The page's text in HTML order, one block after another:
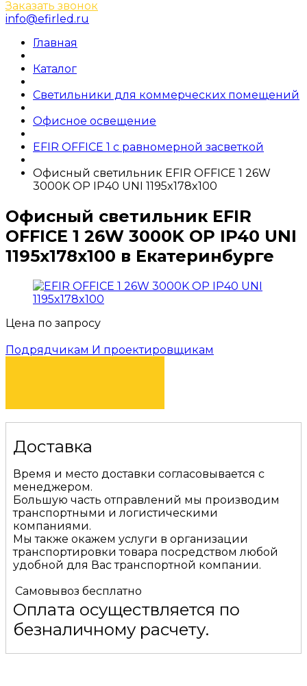
Заказать звонок
info@efirled.ru
Главная
Каталог
Светильники для коммерческих помещений
Офисное освещение
EFIR OFFICE 1 c равномерной засветкой
Офисный светильник EFIR OFFICE 1 26W
3000K OP IP40 UNI 1195x178x100
Офисный светильник EFIR
OFFICE 1 26W 3000K OP IP40 UNI
1195x178x100 в Екатеринбурге
Цена по запросу
Подрядчикам И проектировщикам
Доставка
Время и место доставки согласовывается с
менеджером.
Большую часть отправлений мы производим
транспортными и логистическими
компаниями.
Мы также окажем услуги в организации
транспортировки товара посредством любой
удобной для Вас транспортной компании.
Самовывоз бесплатно
Оплата осуществляется по
безналичному расчету.